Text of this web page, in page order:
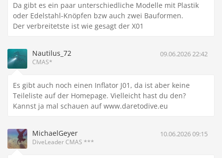
Da gibt es ein paar unterschiedliche Modelle mit Plastik
oder Edelstahl-Knöpfen bzw auch zwei Bauformen.
Der verbreitetste ist wie gesagt der X01
Nautilus_72
CMAS*
09.06.2026 22:42
Es gibt auch noch einen Inflator J01, da ist aber keine
Teileliste auf der Homepage. Vielleicht hast du den?
Kannst ja mal schauen auf www.daretodive.eu
MichaelGeyer
DiveLeader CMAS ***
10.06.2026 09:15